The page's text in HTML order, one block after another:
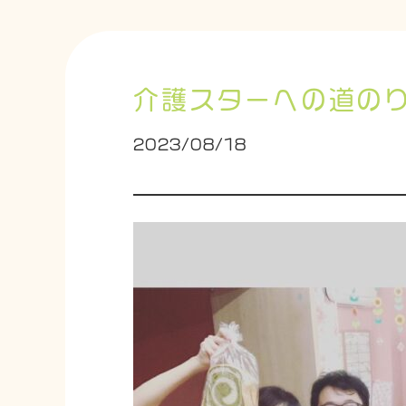
介護スターへの道の
2023/08/18